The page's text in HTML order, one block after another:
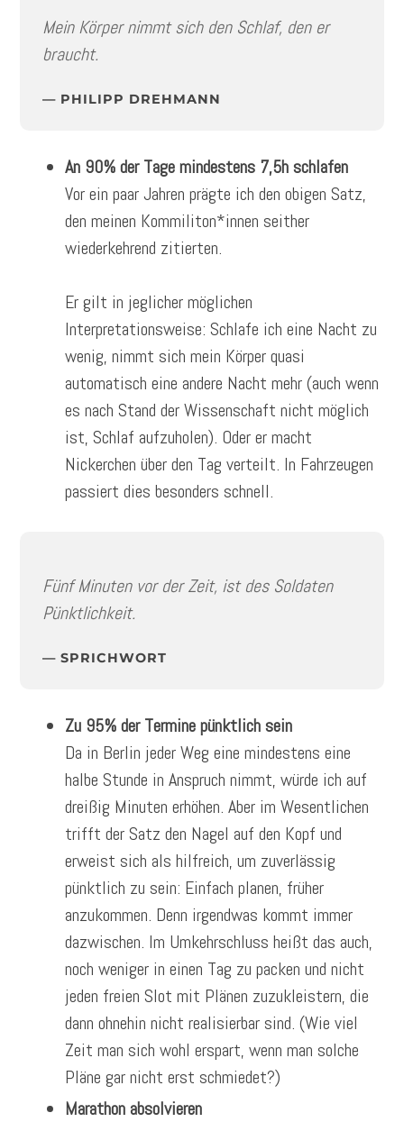
Mein Körper nimmt sich den Schlaf, den er
braucht.
PHILIPP DREHMANN
An 90% der Tage mindestens 7,5h schlafen
Vor ein paar Jahren prägte ich den obigen Satz,
den meinen Kommiliton*innen seither
wiederkehrend zitierten.
Er gilt in jeglicher möglichen
Interpretationsweise: Schlafe ich eine Nacht zu
wenig, nimmt sich mein Körper quasi
automatisch eine andere Nacht mehr (auch wenn
es nach Stand der Wissenschaft nicht möglich
ist, Schlaf aufzuholen). Oder er macht
Nickerchen über den Tag verteilt. In Fahrzeugen
passiert dies besonders schnell.
Fünf Minuten vor der Zeit, ist des Soldaten
Pünktlichkeit.
SPRICHWORT
Zu 95% der Termine pünktlich sein
Da in Berlin jeder Weg eine mindestens eine
halbe Stunde in Anspruch nimmt, würde ich auf
dreißig Minuten erhöhen. Aber im Wesentlichen
trifft der Satz den Nagel auf den Kopf und
erweist sich als hilfreich, um zuverlässig
pünktlich zu sein: Einfach planen, früher
anzukommen. Denn irgendwas kommt immer
dazwischen. Im Umkehrschluss heißt das auch,
noch weniger in einen Tag zu packen und nicht
jeden freien Slot mit Plänen zuzukleistern, die
dann ohnehin nicht realisierbar sind. (Wie viel
Zeit man sich wohl erspart, wenn man solche
Pläne gar nicht erst schmiedet?)
Marathon absolvieren